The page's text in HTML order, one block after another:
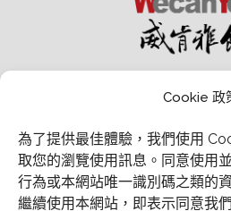
Cookie 政
為了提供最佳體驗，我們使用
取您的瀏覽使用訊息。 同意使用
行為或本網站唯一識別碼之類的
繼續使用本網站，即表示同意我
經銷商會員